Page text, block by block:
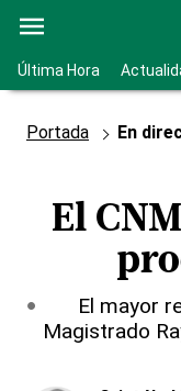
Última Hora
Portada En
El
El mayor
Magistrado